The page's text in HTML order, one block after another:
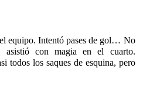
equipo. Intentó pases de gol… No
asistió con magia en el cuarto.
todos los saques de esquina, pero